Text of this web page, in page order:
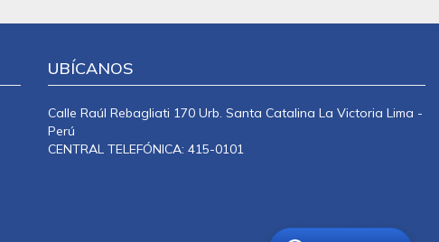
UBÍCANOS
Calle Raúl Rebagliati 170 Urb. Santa Catalina La Victoria Lima -
Perú
CENTRAL TELEFÓNICA: 415-0101